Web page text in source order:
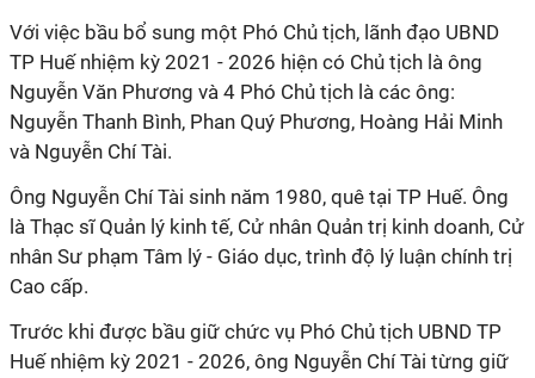
Với việc bầu bổ sung một Phó Chủ tịch, lãnh đạo UBND
TP Huế nhiệm kỳ 2021 - 2026 hiện có Chủ tịch là ông
Nguyễn Văn Phương và 4 Phó Chủ tịch là các ông:
Nguyễn Thanh Bình, Phan Quý Phương, Hoàng Hải Minh
và Nguyễn Chí Tài.
Ông Nguyễn Chí Tài sinh năm 1980, quê tại TP Huế. Ông
là Thạc sĩ Quản lý kinh tế, Cử nhân Quản trị kinh doanh, Cử
nhân Sư phạm Tâm lý - Giáo dục, trình độ lý luận chính trị
Cao cấp.
Trước khi được bầu giữ chức vụ Phó Chủ tịch UBND TP
Huế nhiệm kỳ 2021 - 2026, ông Nguyễn Chí Tài từng giữ